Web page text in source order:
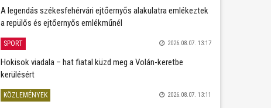
A legendás székesfehérvári ejtőernyős alakulatra emlékeztek
a repülős és ejtőernyős emlékműnél
SPORT 2026.08.07. 13:17
Hokisok viadala – hat fiatal küzd meg a Volán-keretbe
kerülésért
KÖZLEMÉNYEK 2026.08.07. 13:11